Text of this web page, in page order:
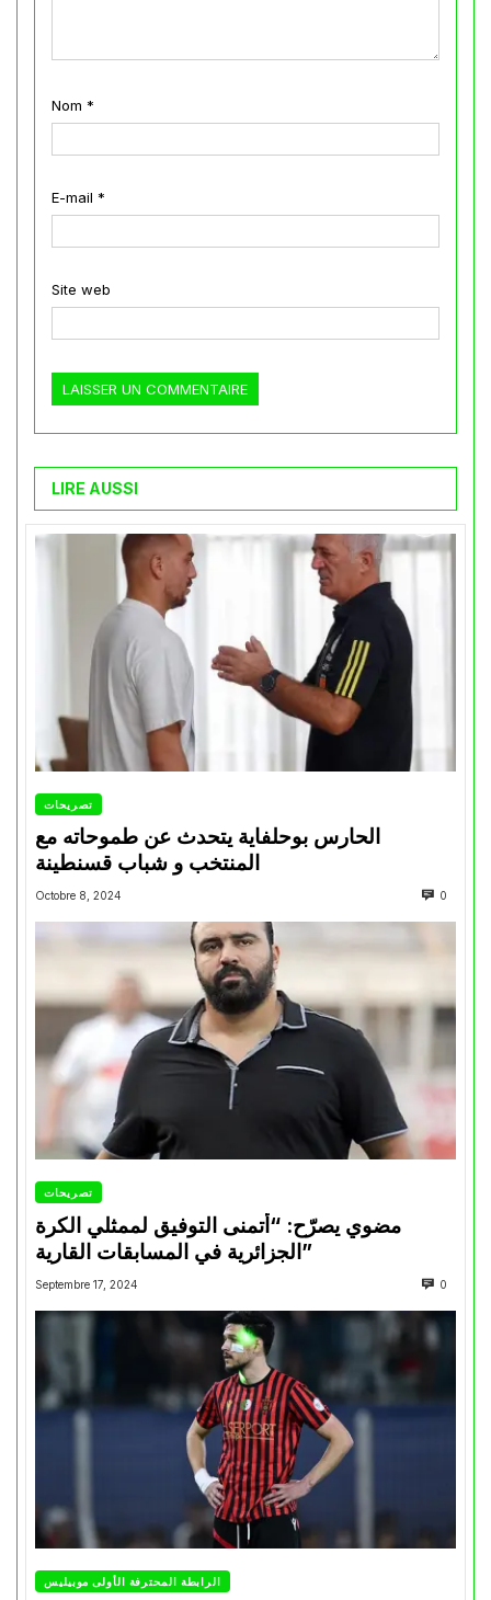
Nom *
E-mail *
Site web
LIRE AUSSI
تصريحات
الحارس بوحلفاية يتحدث عن طموحاته مع
المنتخب و شباب قسنطينة
Octobre 8, 2024 0
تصريحات
مضوي يصرّح: “أتمنى التوفيق لممثلي الكرة
الجزائرية في المسابقات القارية”
Septembre 17, 2024 0
الرابطة المحترفة الأولى موبيليس